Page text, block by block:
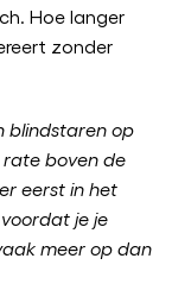
Hoe langer
zonder
blindstaren op
boven de
eerst in het
je je
meer op dan